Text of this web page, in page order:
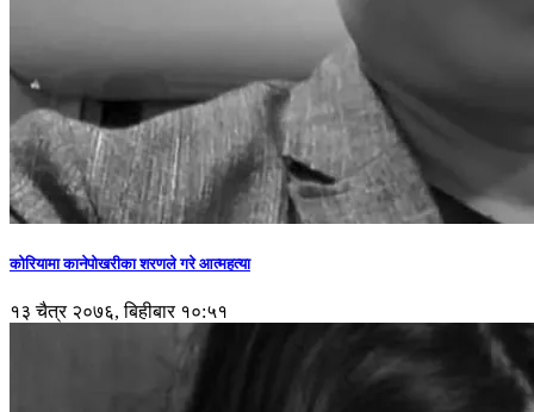
कोरियामा कानेपोखरीका शरणले गरे आत्महत्या
१३ चैत्र २०७६, बिहीबार १०:५१